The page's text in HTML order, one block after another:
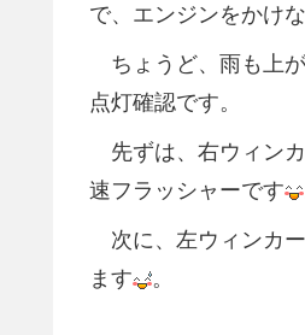
で、エンジンをかけ
ちょうど、雨も上
点灯確認です。
先ずは、右ウィン
速フラッシャーです
次に、左ウィンカ
ます
。